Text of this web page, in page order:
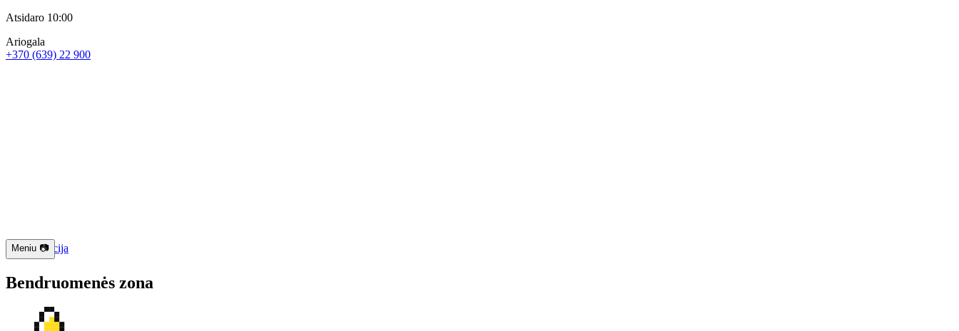
Atsidaro 10:00
Ariogala
+370 (639) 22 900
📱 Navigacija
Meniu 📷
Bendruomenės zona